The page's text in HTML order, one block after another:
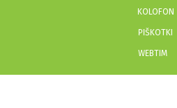
KOLOFON
PIŠKOTKI
WEBTIM